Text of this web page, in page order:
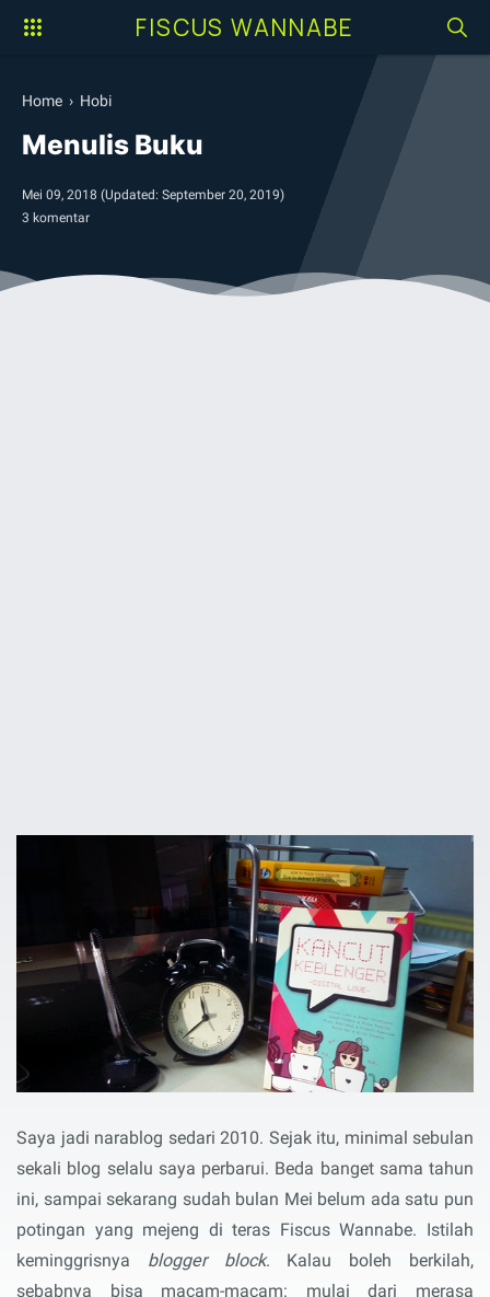
FISCUS WANNABE
Home › Hobi
Menulis Buku
Mei 09, 2018 (Updated: September 20, 2019)
3 komentar
Saya jadi narablog sedari 2010. Sejak itu, minimal sebulan
sekali blog selalu saya perbarui. Beda banget sama tahun
ini, sampai sekarang sudah bulan Mei belum ada satu pun
potingan yang mejeng di teras Fiscus Wannabe. Istilah
keminggrisnya blogger block. Kalau boleh berkilah,
sebabnya bisa macam-macam: mulai dari merasa